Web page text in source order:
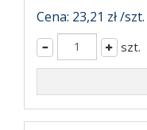
Cena: 23,21 zł /szt.
szt.